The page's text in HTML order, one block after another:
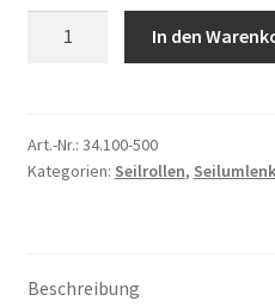
In den
Art.-Nr.: 34.100-500
Kategorien: Seilrollen,
Beschreibung